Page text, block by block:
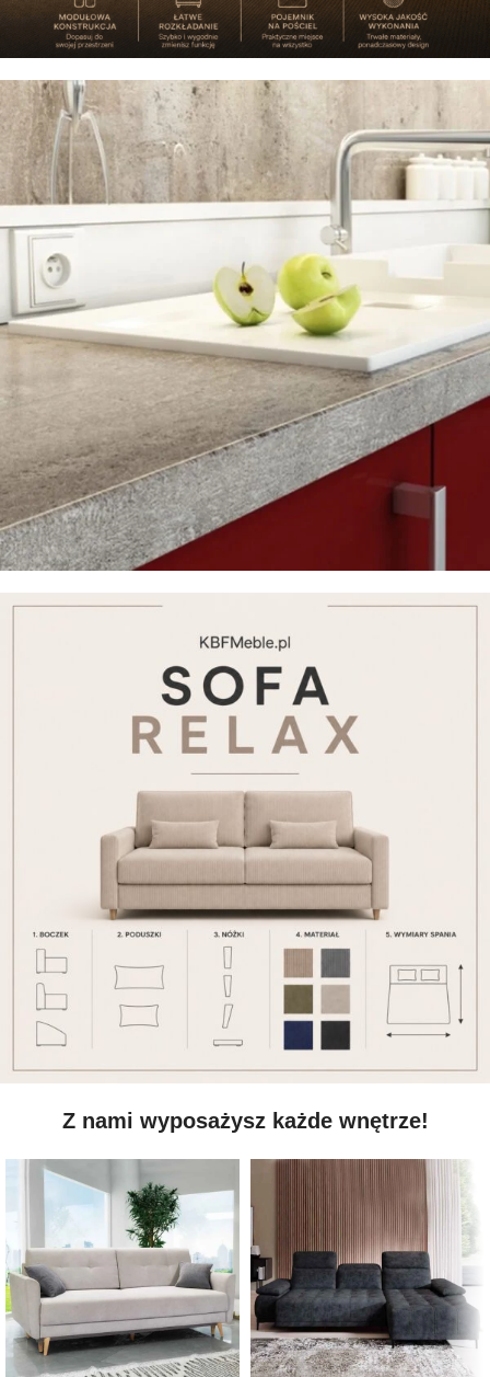
Poznaj modułową wersalkę
AGA
Sosnowe; Bukowe; Dębowe;
Zobacz dostępne meble
Blaty kuchenne
SOFA RELAX
ZOBACZ
Z nami wyposażysz każde wnętrze!